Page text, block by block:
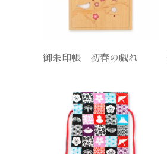
御朱印帳 初春の戯れ